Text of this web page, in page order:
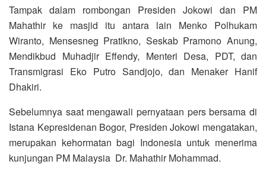
Tampak dalam rombongan Presiden Jokowi dan PM
Mahathir ke masjid itu antara lain Menko Polhukam
Wiranto, Mensesneg Pratikno, Seskab Pramono Anung,
Mendikbud Muhadjir Effendy, Menteri Desa, PDT, dan
Transmigrasi Eko Putro Sandjojo, dan Menaker Hanif
Dhakiri.
Sebelumnya saat mengawali pernyataan pers bersama di
Istana Kepresidenan Bogor, Presiden Jokowi mengatakan,
merupakan kehormatan bagi Indonesia untuk menerima
kunjungan PM Malaysia Dr. Mahathir Mohammad.